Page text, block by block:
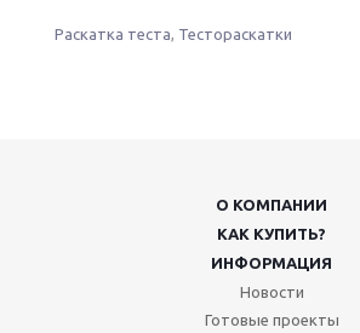
Раскатка теста Тестораскатки
О КОМПАНИИ
КАК КУПИТЬ?
ИНФОРМАЦИЯ
Новости
Готовые проекты